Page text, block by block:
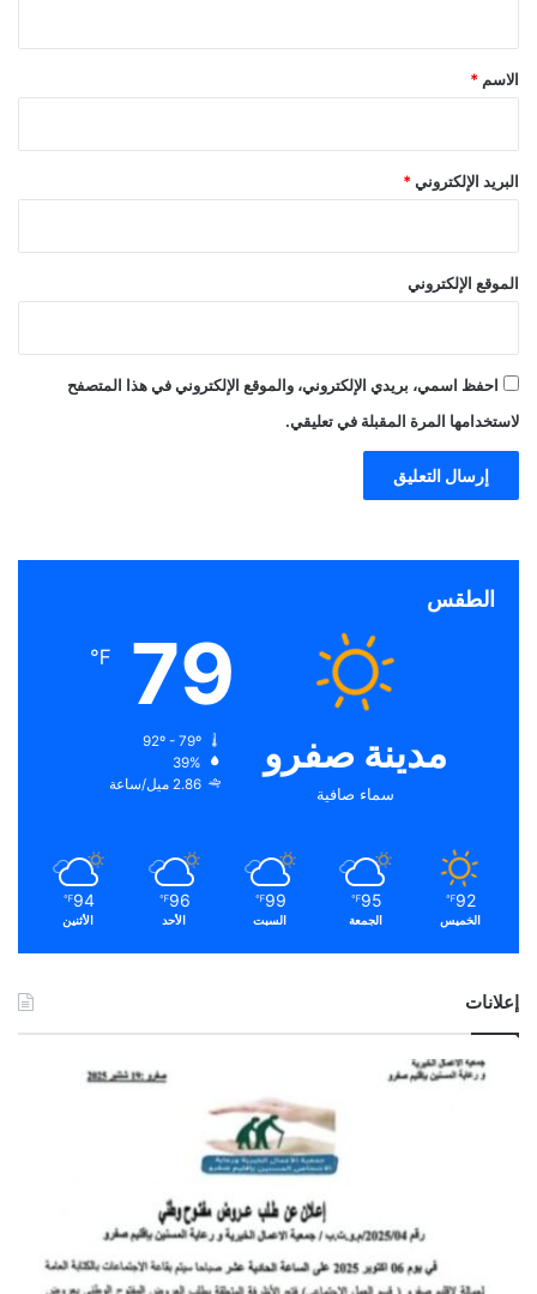
*
الاسم *
البريد الإلكتروني *
الموقع الإلكتروني
احفظ اسمي، بريدي الإلكتروني، والموقع الإلكتروني في هذا المتصفح
لاستخدامها المرة المقبلة في تعليقي.
الطقس
مدينة صفرو
سماء صافية
79
℉
39%
2.86 ميل/ساعة
92
℉
الخميس
95
℉
الجمعة
99
℉
السبت
96
℉
الأحد
94
℉
الأثنين
إعلانات